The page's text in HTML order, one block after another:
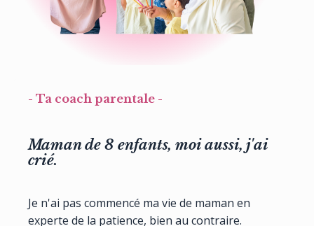
- Ta coach parentale -
Maman de 8 enfants, moi aussi, j'ai
crié.
Je n'ai pas commencé ma vie de maman en
experte de la patience, bien au contraire.